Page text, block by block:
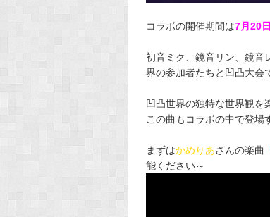
コラボの開催期間は7月20
初音ミク、鏡音リン、鏡音
界の参加者たちと凹凸大会
凹凸世界の独特な世界観を
この曲もコラボの中で登場
まずはかめりあさんの楽曲
能ください～